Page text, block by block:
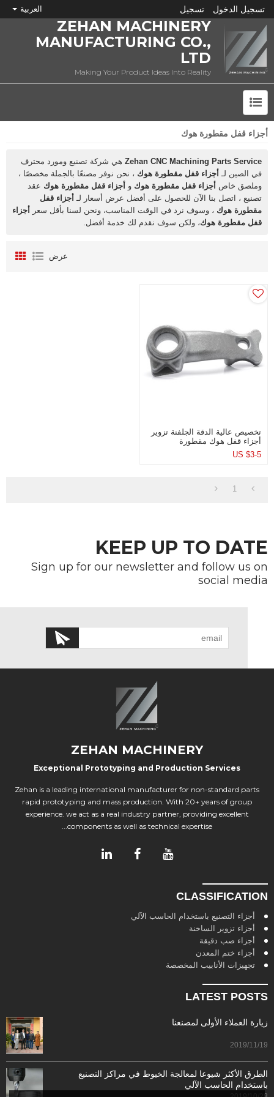
تسجيل الدخول تسجيل العربية
ZEHAN MACHINERY
MANUFACTURING CO.,
LTD
Making Your Product Ideas Into Reality
أجزاء قفل مقطورة هوك
Zehan CNC Machining Parts Service هي شركة تصنيع ومورد محترف
في الصين لـ أجزاء قفل مقطورة هوك ، نحن نوفر مصنعًا بالجملة مخصصًا ،
وملصق خاص أجزاء قفل مقطورة هوك و أجزاء قفل مقطورة هوك عقد
تصنيع ، اتصل بنا الآن للحصول على أفضل عرض أسعار لـ أجزاء قفل
مقطورة هوك ، وسوف نرد في الوقت المناسب، ونحن لسنا بأقل سعر
أجزاء
قفل مقطورة هوك، ولكن سوف نقدم لك خدمة أفضل.
عرض
تخصيص عالية الدقة الجلفنة تزوير
أجزاء قفل هوك مقطورة
US $3-5
1
KEEP UP TO DATE
Sign up for our newsletter and follow us on
social media
ZEHAN MACHINERY
Exceptional Prototyping and Production Services
Zehan is a leading international manufacturer for non-standard parts
rapid prototyping and mass production. With 20+ years of group
experience. we act as a real industry partner, providing excellent
components as well as technical expertise...
CLASSIFICATION
أجزاء التصنيع باستخدام الحاسب الآلي
أجزاء تزوير الساخنة
أجزاء صب دقيقة
أجزاء ختم المعدن
تجهيزات الأنابيب المخصصة
LATEST POSTS
زيارة العملاء الأولى لمصنعنا
2019/11/19
الطرق الأكثر شيوعا لمعالجة الخيوط في مراكز التصنيع
باستخدام الحاسب الآلي